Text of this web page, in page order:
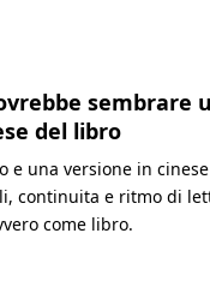
sembrare
del libro
e una versione in
continuita e ritmo di
come libro.